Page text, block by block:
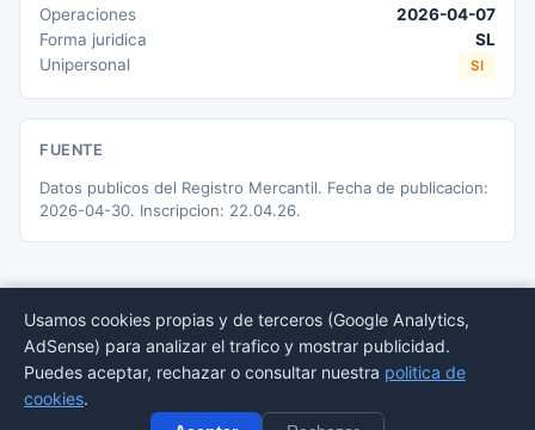
Operaciones
2026-04-07
Forma juridica
SL
Unipersonal
SI
FUENTE
Datos publicos del Registro Mercantil. Fecha de publicacion:
2026-04-30. Inscripcion: 22.04.26.
© 2026 BORMEDirectorio — Datos publicos del Registro Mercantil
Provincias
legal
Usamos cookies propias y de terceros (Google Analytics,
AdSense) para analizar el trafico y mostrar publicidad.
Puedes aceptar, rechazar o consultar nuestra politica de
cookies.